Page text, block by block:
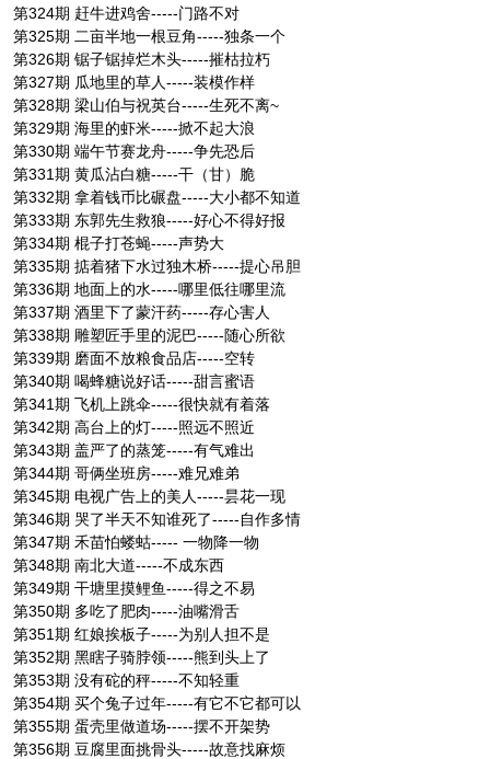
第324期 赶牛进鸡舍-----门路不对
第325期 二亩半地一根豆角-----独条一个
第326期 锯子锯掉烂木头-----摧枯拉朽
第327期 瓜地里的草人-----装模作样
第328期 梁山伯与祝英台-----生死不离~
第329期 海里的虾米-----掀不起大浪
第330期 端午节赛龙舟-----争先恐后
第331期 黄瓜沾白糖-----干（甘）脆
第332期 拿着钱币比碾盘-----大小都不知道
第333期 东郭先生救狼-----好心不得好报
第334期 棍子打苍蝇-----声势大
第335期 掂着猪下水过独木桥-----提心吊胆
第336期 地面上的水-----哪里低往哪里流
第337期 酒里下了蒙汗药-----存心害人
第338期 雕塑匠手里的泥巴-----随心所欲
第339期 磨面不放粮食品店-----空转
第340期 喝蜂糖说好话-----甜言蜜语
第341期 飞机上跳伞-----很快就有着落
第342期 高台上的灯-----照远不照近
第343期 盖严了的蒸笼-----有气难出
第344期 哥俩坐班房-----难兄难弟
第345期 电视广告上的美人-----昙花一现
第346期 哭了半天不知谁死了-----自作多情
第347期 禾苗怕蝼蛄----- 一物降一物
第348期 南北大道-----不成东西
第349期 干塘里摸鲤鱼-----得之不易
第350期 多吃了肥肉-----油嘴滑舌
第351期 红娘挨板子-----为别人担不是
第352期 黑瞎子骑脖领-----熊到头上了
第353期 没有砣的秤-----不知轻重
第354期 买个兔子过年-----有它不它都可以
第355期 蛋壳里做道场-----摆不开架势
第356期 豆腐里面挑骨头-----故意找麻烦